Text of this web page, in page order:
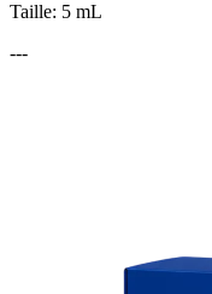
Taille: 5 mL
---